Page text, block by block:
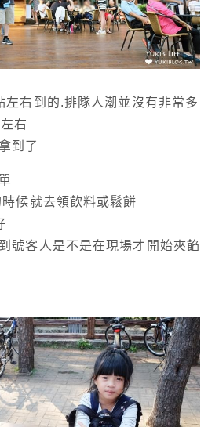
左右到的.排隊人潮並沒有非常多
右
到了
候就去領飲料或鬆餅
號客人是不是在現場才開始夾餡